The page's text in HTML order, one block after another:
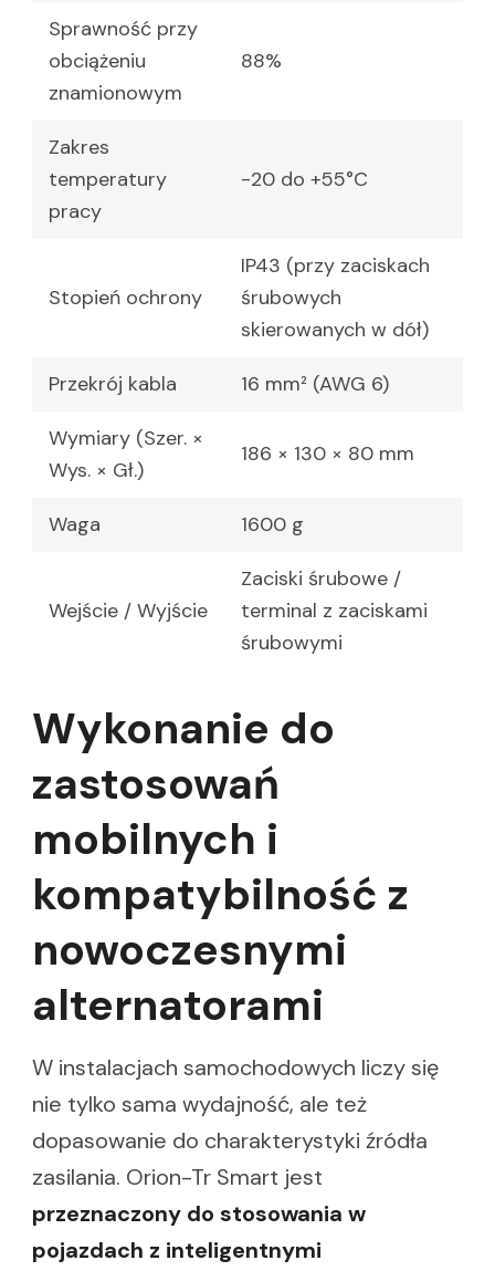
Sprawność przy
obciążeniu
znamionowym
88%
Zakres
temperatury
pracy
-20 do +55°C
Stopień ochrony
IP43 (przy zaciskach
śrubowych
skierowanych w dół)
Przekrój kabla 16 mm² (AWG 6)
Wymiary (Szer. ×
Wys. × Gł.)
186 × 130 × 80 mm
Waga 1600 g
Wejście / Wyjście
Zaciski śrubowe /
terminal z zaciskami
śrubowymi
Wykonanie do
zastosowań
mobilnych i
kompatybilność z
nowoczesnymi
alternatorami
W instalacjach samochodowych liczy się
nie tylko sama wydajność, ale też
dopasowanie do charakterystyki źródła
zasilania. Orion-Tr Smart jest
przeznaczony do stosowania w
pojazdach z inteligentnymi